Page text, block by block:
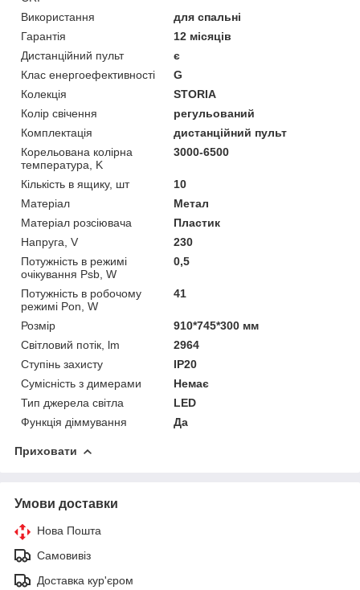
Використання
для спальні
Гарантія
12 місяців
Дистанційний пульт
є
Клас енергоефективності
G
Колекція
STORIA
Колір свічення
регульований
Комплектація
дистанційний пульт
Корельована колірна
температура, K
3000-6500
Кількість в ящику, шт
10
Матеріал
Метал
Матеріал розсіювача
Пластик
Напруга, V
230
Потужність в режимі
очікування Psb, W
0,5
Потужність в робочому
режимі Pon, W
41
Розмір
910*745*300 мм
Світловий потік, lm
2964
Ступінь захисту
IP20
Сумісність з димерами
Немає
Тип джерела світла
LED
Функція діммування
Да
Приховати
Умови доставки
Нова Пошта
Самовивіз
Доставка кур'єром